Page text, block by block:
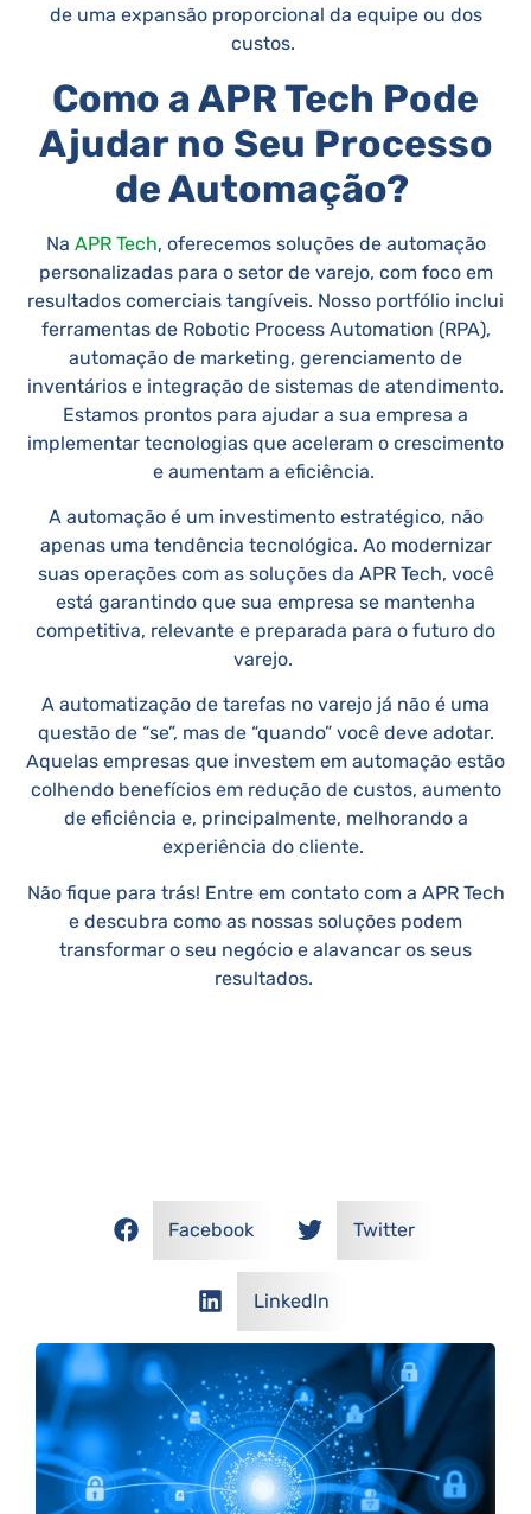
de uma expansão proporcional da equipe ou dos
custos.
Como a APR Tech Pode
Ajudar no Seu Processo
de Automação?
Na APR Tech, oferecemos soluções de automação
personalizadas para o setor de varejo, com foco em
resultados comerciais tangíveis. Nosso portfólio inclui
ferramentas de Robotic Process Automation (RPA),
automação de marketing, gerenciamento de
inventários e integração de sistemas de atendimento.
Estamos prontos para ajudar a sua empresa a
implementar tecnologias que aceleram o crescimento
e aumentam a eficiência.
A automação é um investimento estratégico, não
apenas uma tendência tecnológica. Ao modernizar
suas operações com as soluções da APR Tech, você
está garantindo que sua empresa se mantenha
competitiva, relevante e preparada para o futuro do
varejo.
A automatização de tarefas no varejo já não é uma
questão de “se”, mas de “quando” você deve adotar.
Aquelas empresas que investem em automação estão
colhendo benefícios em redução de custos, aumento
de eficiência e, principalmente, melhorando a
experiência do cliente.
Não fique para trás! Entre em contato com a APR Tech
e descubra como as nossas soluções podem
transformar o seu negócio e alavancar os seus
resultados.
Facebook Twitter
LinkedIn